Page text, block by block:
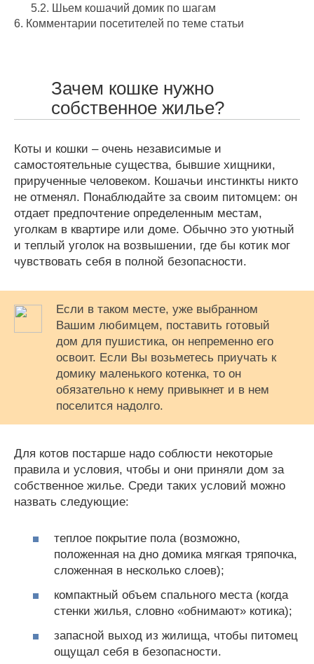
5.2. Шьем кошачий домик по шагам
6. Комментарии посетителей по теме статьи
Зачем кошке нужно
собственное жилье?
Коты и кошки – очень независимые и
самостоятельные существа, бывшие хищники,
прирученные человеком. Кошачьи инстинкты никто
не отменял. Понаблюдайте за своим питомцем: он
отдает предпочтение определенным местам,
уголкам в квартире или доме. Обычно это уютный
и теплый уголок на возвышении, где бы котик мог
чувствовать себя в полной безопасности.
Если в таком месте, уже выбранном
Вашим любимцем, поставить готовый
дом для пушистика, он непременно его
освоит. Если Вы возьметесь приучать к
домику маленького котенка, то он
обязательно к нему привыкнет и в нем
поселится надолго.
Для котов постарше надо соблюсти некоторые
правила и условия, чтобы и они приняли дом за
собственное жилье. Среди таких условий можно
назвать следующие:
теплое покрытие пола (возможно,
положенная на дно домика мягкая тряпочка,
сложенная в несколько слоев);
компактный объем спального места (когда
стенки жилья, словно «обнимают» котика);
запасной выход из жилища, чтобы питомец
ощущал себя в безопасности.